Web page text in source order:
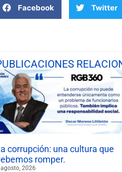
Facebook Twitter
corrupción: una cultura que
romper.
2026